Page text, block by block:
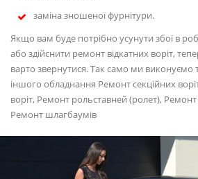
заміна зношеної фурнітури.
Якщо вам буде потрібно усунути збої в
або здійснити ремонт відкатних воріт,
варто звернутися. Так само ми
іншого обладнання Ремонт секційних
воріт, Ремонт рольставней (ролет),
Ремонт шлагбаумів